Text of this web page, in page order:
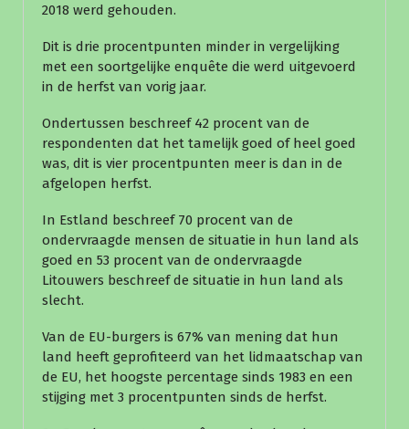
2018 werd gehouden.
Dit is drie procentpunten minder in vergelijking
met een soortgelijke enquête die werd uitgevoerd
in de herfst van vorig jaar.
Ondertussen beschreef 42 procent van de
respondenten dat het tamelijk goed of heel goed
was, dit is vier procentpunten meer is dan in de
afgelopen herfst.
In Estland beschreef 70 procent van de
ondervraagde mensen de situatie in hun land als
goed en 53 procent van de ondervraagde
Litouwers beschreef de situatie in hun land als
slecht.
Van de EU-burgers is 67% van mening dat hun
land heeft geprofiteerd van het lidmaatschap van
de EU, het hoogste percentage sinds 1983 en een
stijging met 3 procentpunten sinds de herfst.